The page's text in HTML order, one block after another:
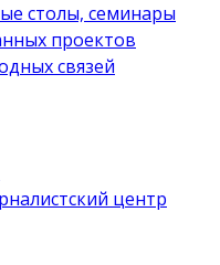
столы, семинары
проектов
связей
центр